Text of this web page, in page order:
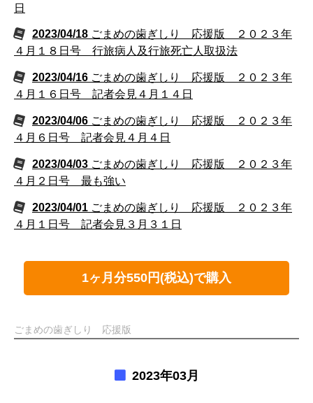
日
2023/04/18 ごまめの歯ぎしり 応援版 ２０２３年
４月１８日号 行旅病人及行旅死亡人取扱法
2023/04/16 ごまめの歯ぎしり 応援版 ２０２３年
４月１６日号 記者会見４月１４日
2023/04/06 ごまめの歯ぎしり 応援版 ２０２３年
４月６日号 記者会見４月４日
2023/04/03 ごまめの歯ぎしり 応援版 ２０２３年
４月２日号 最も強い
2023/04/01 ごまめの歯ぎしり 応援版 ２０２３年
４月１日号 記者会見３月３１日
1ヶ月分550円(税込)で購入
ごまめの歯ぎしり 応援版
2023年03月